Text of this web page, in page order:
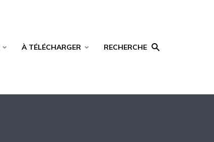
À TÉLÉCHARGER RECHERCHE